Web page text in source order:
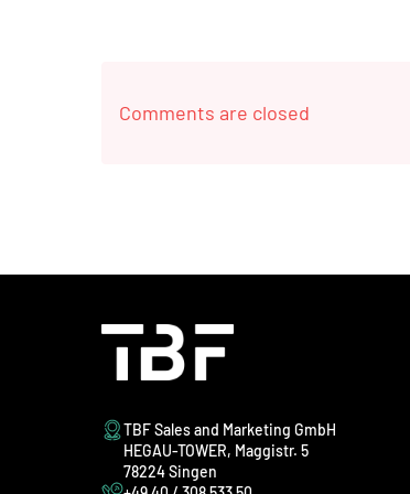
Comments are closed
TBF Sales and Marketing GmbH
HEGAU-TOWER, Maggistr. 5
78224 Singen